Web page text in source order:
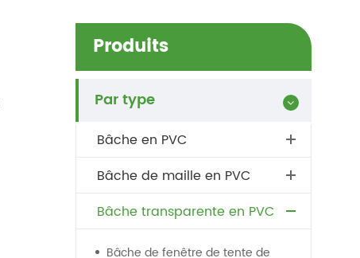
Produits
Par type
Bâche en PVC
Bâche de maille en PVC
Bâche transparente en PVC
Bâche de fenêtre de tente de